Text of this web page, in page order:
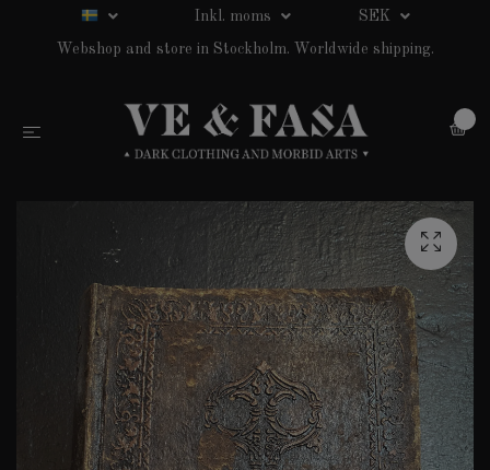
Inkl. moms SEK
Webshop and store in Stockholm. Worldwide shipping.